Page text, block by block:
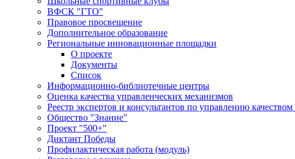
ВФСК "ГТО"
Правовое просвещение
Дополнительное образование
Региональные инновационные площадки
О проекте
Документы
Список
Информационно-библиотечные центры
Оценка качества управленческих механизмов
Реестр экспертов и консультантов по управлению качеством
Общество "Знание"
Проект "500+"
Диктант Победы
Профилактическая работа (модуль)